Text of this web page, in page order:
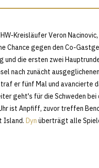
Kreisläufer Veron
Chance gegen den Co-
die ersten zwei
nach zunächt
er fünf Mal und avancierte
geht's für die Schweden bei
ist Anpfiff, zuvor treffen
Island. Dyn überträgt alle